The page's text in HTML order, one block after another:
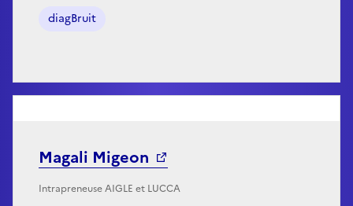
diagBruit
Magali Migeon
Intrapreneuse AIGLE et LUCCA